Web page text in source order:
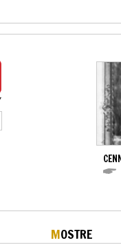
MOSTRE